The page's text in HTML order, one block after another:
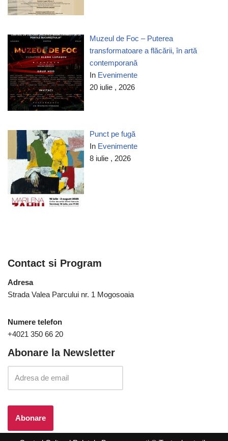
Muzeul de Foc – Puterea
transformatoare a flăcării, în artă
contemporană
In Evenimente
20 iulie , 2026
Punct pe fugă
In Evenimente
8 iulie , 2026
Contact si Program
Adresa
Strada Valea Parcului nr. 1 Mogosoaia
Numere telefon
+4021 350 66 20
Abonare la Newsletter